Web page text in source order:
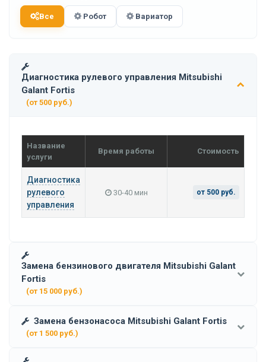
Все Робот Вариатор
Диагностика рулевого управления Mitsubishi
Galant Fortis
(от 500 руб.)
Название
услуги
Время работы Стоимость
Диагностика
рулевого
управления
30-40 мин от 500 руб.
Замена бензинового двигателя Mitsubishi Galant
Fortis
(от 15 000 руб.)
Замена бензонасоса Mitsubishi Galant Fortis
(от 1 500 руб.)